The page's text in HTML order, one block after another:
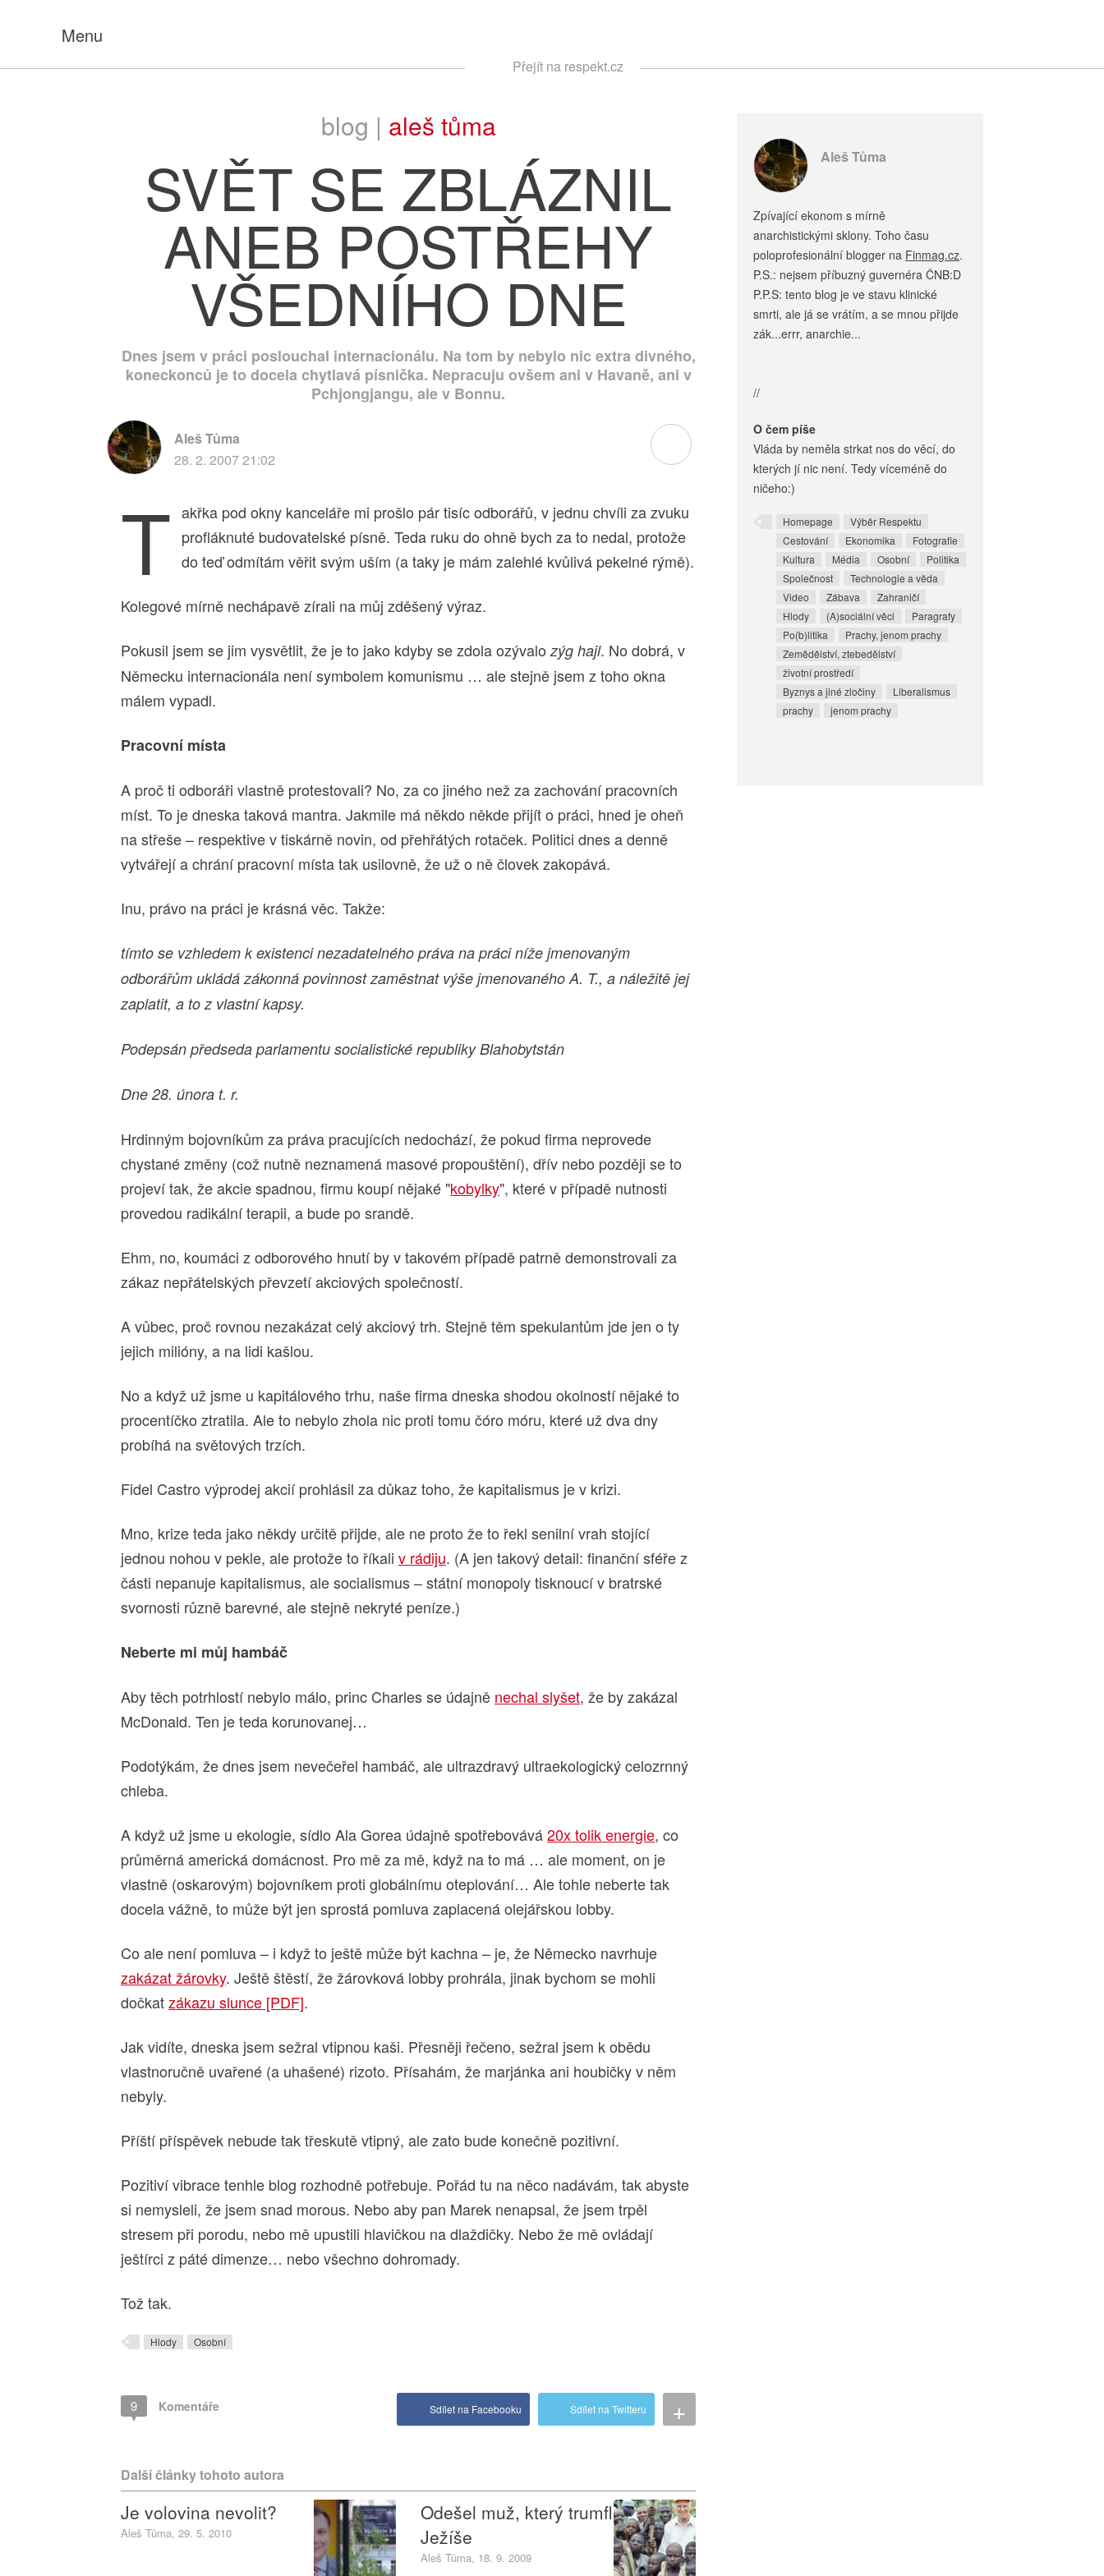
Menu
Přejít na respekt.cz
blog | aleš tůma
SVĚT SE ZBLÁZNIL
ANEB POSTŘEHY
VŠEDNÍHO DNE
Dnes jsem v práci poslouchal internacionálu. Na tom by nebylo nic extra divného,
koneckonců je to docela chytlavá písnička. Nepracuju ovšem ani v Havaně, ani v
Pchjongjangu, ale v Bonnu.
Aleš Tůma
28. 2. 2007 21:02
T akřka pod okny kanceláře mi prošlo pár tisíc odborářů, v jednu chvíli za zvuku
profláknuté budovatelské písně. Teda ruku do ohně bych za to nedal, protože
do teď odmítám věřit svým uším (a taky je mám zalehlé kvůlivá pekelné rýmě).
Kolegové mírně nechápavě zírali na můj zděšený výraz.
Pokusil jsem se jim vysvětlit, že je to jako kdyby se zdola ozývalo zýg hajl. No dobrá, v
Německu internacionála není symbolem komunismu … ale stejně jsem z toho okna
málem vypadl.
Pracovní místa
A proč ti odboráři vlastně protestovali? No, za co jiného než za zachování pracovních
míst. To je dneska taková mantra. Jakmile má někdo někde přijít o práci, hned je oheň
na střeše – respektive v tiskárně novin, od přehřátých rotaček. Politici dnes a denně
vytvářejí a chrání pracovní místa tak usilovně, že už o ně človek zakopává.
Inu, právo na práci je krásná věc. Takže:
tímto se vzhledem k existenci nezadatelného práva na práci níže jmenovaným
odborářům ukládá zákonná povinnost zaměstnat výše jmenovaného A. T., a náležitě jej
zaplatit, a to z vlastní kapsy.
Podepsán předseda parlamentu socialistické republiky Blahobytstán
Dne 28. února t. r.
Hrdinným bojovníkům za práva pracujících nedochází, že pokud firma neprovede
chystané změny (což nutně neznamená masové propouštění), dřív nebo později se to
projeví tak, že akcie spadnou, firmu koupí nějaké "kobylky", které v případě nutnosti
provedou radikální terapii, a bude po srandě.
Ehm, no, koumáci z odborového hnutí by v takovém případě patrně demonstrovali za
zákaz nepřátelských převzetí akciových společností.
A vůbec, proč rovnou nezakázat celý akciový trh. Stejně těm spekulantům jde jen o ty
jejich milióny, a na lidi kašlou.
No a když už jsme u kapitálového trhu, naše firma dneska shodou okolností nějaké to
procentíčko ztratila. Ale to nebylo zhola nic proti tomu čóro móru, které už dva dny
probíhá na světových trzích.
Fidel Castro výprodej akcií prohlásil za důkaz toho, že kapitalismus je v krizi.
Mno, krize teda jako někdy určitě přijde, ale ne proto že to řekl senilní vrah stojící
jednou nohou v pekle, ale protože to říkali v rádiju. (A jen takový detail: finanční sféře z
části nepanuje kapitalismus, ale socialismus – státní monopoly tisknoucí v bratrské
svornosti různě barevné, ale stejně nekryté peníze.)
Neberte mi můj hambáč
Aby těch potrhlostí nebylo málo, princ Charles se údajně nechal slyšet, že by zakázal
McDonald. Ten je teda korunovanej…
Podotýkám, že dnes jsem nevečeřel hambáč, ale ultrazdravý ultraekologický celozrnný
chleba.
A když už jsme u ekologie, sídlo Ala Gorea údajně spotřebovává20x tolik energie, co
průměrná americká domácnost. Pro mě za mě, když na to má … ale moment, on je
vlastně (oskarovým) bojovníkem proti globálnímu oteplování… Ale tohle neberte tak
docela vážně, to může být jen sprostá pomluva zaplacená olejářskou lobby.
Co ale není pomluva – i když to ještě může být kachna – je, že Německo navrhuje
zakázat žárovky. Ještě štěstí, že žárovková lobby prohrála, jinak bychom se mohli
dočkatzákazu slunce [PDF].
Jak vidíte, dneska jsem sežral vtipnou kaši. Přesněji řečeno, sežral jsem k obědu
vlastnoručně uvařené (a uhašené) rizoto. Přísahám, že marjánka ani houbičky v něm
nebyly.
Příští příspěvek nebude tak třeskutě vtipný, ale zato bude konečně pozitivní.
Pozitiví vibrace tenhle blog rozhodně potřebuje. Pořád tu na něco nadávám, tak abyste
si nemysleli, že jsem snad morous. Nebo aby pan Marek nenapsal, že jsem trpěl
stresem při porodu, nebo mě upustili hlavičkou na dlaždičky. Nebo že mě ovládají
ještírci z páté dimenze… nebo všechno dohromady.
Tož tak.
Hlody Osobní
9 Komentáře +
Sdílet na Twitteru
Sdílet na Facebooku
Další články tohoto autora
Je volovina nevolit?
Aleš Tůma, 29. 5. 2010
Odešel muž, který trumfl
Ježíše
Aleš Tůma, 18. 9. 2009
Aleš Tůma
Zpívající ekonom s mírně
anarchistickými sklony. Toho času
poloprofesionální blogger na Finmag.cz.
P.S.: nejsem příbuzný guvernéra ČNB:D
P.P.S: tento blog je ve stavu klinické
smrti, ale já se vrátím, a se mnou přijde
zák...errr, anarchie...
//
O čem píše
Vláda by neměla strkat nos do věcí, do
kterých jí nic není. Tedy víceméně do
ničeho:)
Homepage
Výběr Respektu
Cestování
Ekonomika
Fotografie
Kultura
Média Osobní
Politika
Společnost
Technologie a věda
Video
Zábava
Zahraničí
Hlody
(A)sociální věci
Paragrafy
Po(b)litika
Prachy, jenom prachy
Zemědělství, ztebedělství
životní prostředí
Byznys a jiné zločiny
Liberalismus
prachy
jenom prachy